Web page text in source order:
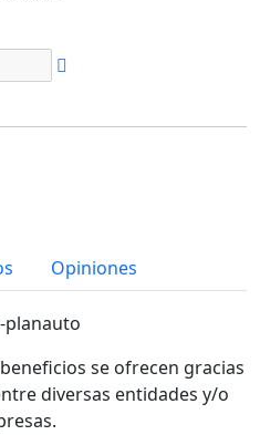
Opiniones
se ofrecen gracias
diversas entidades y/o